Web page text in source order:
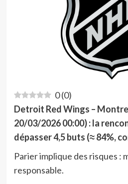
0(0)
Detroit Red Wings –
20/03/2026 00:00) : la
dépasser 4,5 buts (≈ 84%,
Parier implique des risques :
responsable.